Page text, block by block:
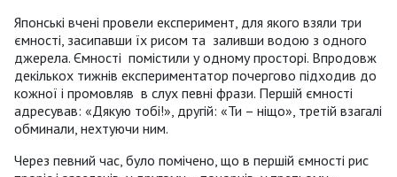
Японські вчені провели експеримент, для якого взяли три
ємності, засипавши їх рисом та заливши водою з одного
джерела. Ємності помістили у одному просторі. Впродовж
декількох тижнів експериментатор почергово підходив до
кожної і промовляв в слух певні фрази. Першій ємності
адресував: «Дякую тобі!», другій: «Ти – ніщо», третій взагалі
обминали, нехтуючи ним.
Через певний час, було помічено, що в першій ємності рис